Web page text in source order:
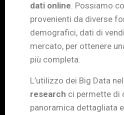
dati online. Possiamo
provenienti da diverse
demografici, dati di
mercato, per ottenere
più completa.
L’utilizzo dei Big Data nel
research ci permette di
panoramica dettagliata